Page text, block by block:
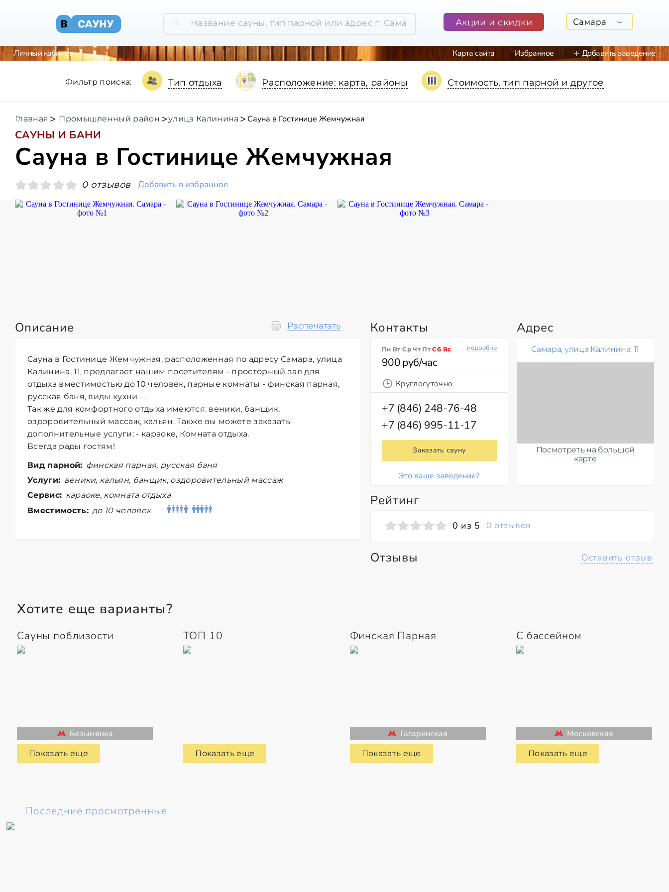
Акции и скидки Самара
Личный кабинет Карта сайта Избранное Добавить заведение
Фильтр поиска: Тип отдыха Расположение: карта, районы Стоимость, тип парной и другое
Главная Промышленный район улица Калинина Сауна в Гостинице Жемчужная
САУНЫ И БАНИ
Сауна в Гостинице Жемчужная
0 отзывов Добавить в избранное
Описание Распечатать
Сауна в Гостинице Жемчужная, расположенная по адресу Самара, улица
Калинина, 11, предлагает нашим посетителям - просторный зал для
отдыха вместимостью до 10 человек, парные комнаты - финская парная,
русская баня, виды кухни - .
Так же для комфортного отдыха имеются: веники, банщик,
оздоровительный массаж, кальян. Также вы можете заказать
дополнительные услуги: - караоке, Комната отдыха.
Всегда рады гостям!
Вид парной: финская парная, русская баня
Услуги: веники, кальян, банщик, оздоровительный массаж
Сервис: караоке, комната отдыха
Вместимость: до 10 человек
Контакты
подробно
Пн Вт Ср Чт ПтСб Вс
900 руб/час
Круглосуточно
+7 (846) 248-76-48
+7 (846) 995-11-17
Заказать сауну
Это ваше заведение?
Адрес
Самара, улица Калинина, 11
Посмотреть на большой
карте
Рейтинг
0 из 5 0 отзывов
Отзывы Оставить отзыв
Хотите еще варианты?
Сауны поблизости
Безымянка
Показать еще
ТОП 10
Показать еще
Финская Парная
Гагаринская
Показать еще
С бассейном
Московская
Показать еще
Последние просмотренные